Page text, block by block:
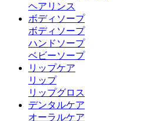
ヘアリンス
ボディソープ
ボディソープ
ハンドソープ
ベビーソープ
リップケア
リップ
リップグロス
デンタルケア
オーラルケア